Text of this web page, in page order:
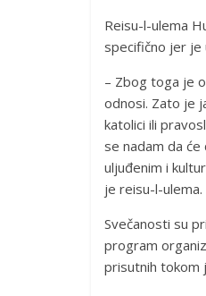
Reisu-l-ulema
specifično jer je
– Zbog toga je
odnosi. Zato je
katolici ili
se nadam da
uljuđenim i
je reisu-l-ulema.
Svečanosti su
program
prisutnih tokom